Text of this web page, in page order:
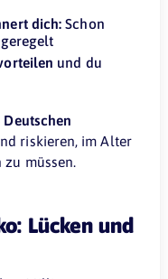
dich: Schon
und du
Deutschen
riskieren, im Alter
müssen.
Lücken und